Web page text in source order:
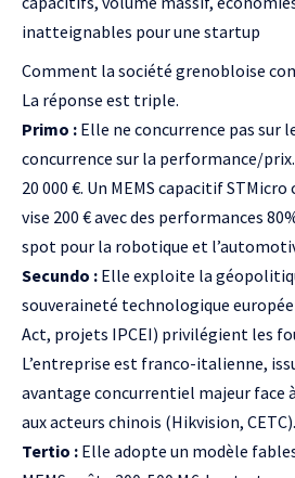
inatteignables pour une startup
Comment la société grenobloise
La réponse est triple.
Primo : Elle ne concurrence pas sur
concurrence sur la performance/prix.
20 000 €. Un MEMS capacitif
vise 200 € avec des performances
spot pour la robotique et
Secundo : Elle exploite la
souveraineté technologique
Act, projets IPCEI) privilégient les
L’entreprise est franco-italienne,
avantage concurrentiel majeur face
aux acteurs chinois (Hikvision, CETC).
Tertio : Elle adopte un modèle